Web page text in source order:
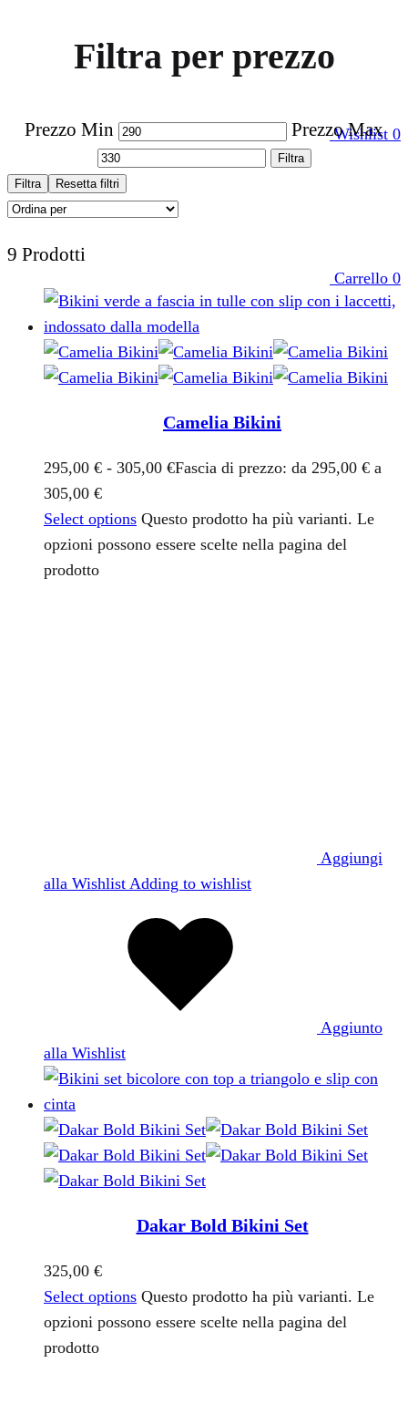
Wishlist 0
Carrello 0
Filtra per prezzo
Prezzo Min Prezzo Max
Filtra
Filtra
Resetta filtri
9 Prodotti
Camelia Bikini
295,00 € - 305,00 €Fascia di prezzo: da 295,00 € a
305,00 €
Select options Questo prodotto ha più varianti. Le
opzioni possono essere scelte nella pagina del
prodotto
Aggiungi
alla Wishlist Adding to wishlist
Aggiunto
alla Wishlist
Dakar Bold Bikini Set
325,00 €
Select options Questo prodotto ha più varianti. Le
opzioni possono essere scelte nella pagina del
prodotto